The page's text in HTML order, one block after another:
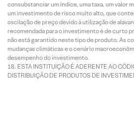
consubstanciar um índice, uma taxa, um valor
um investimento de risco muito alto, que
oscilação de preço devido à utilização de
recomendada para o investimento é de curto
não está garantido neste tipo de produto. As
mudanças climáticas e o cenário
desempenho do investimento.
ESTA INSTITUIÇÃO É ADERENTE AO
DISTRIBUIÇÃO DE PRODUTOS DE